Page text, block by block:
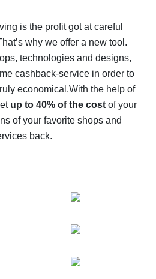
back
- the impossible is
possible
on AliExpress - how to find it
service for AliExpress - let's
offers
is the profit got at careful
why we offer a new tool.
technologies and designs,
cashback-service in order to
economical.With the help of
up to 40% of the costof your
of your favorite shops and
back.